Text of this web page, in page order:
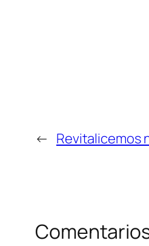
← Revitalicemos